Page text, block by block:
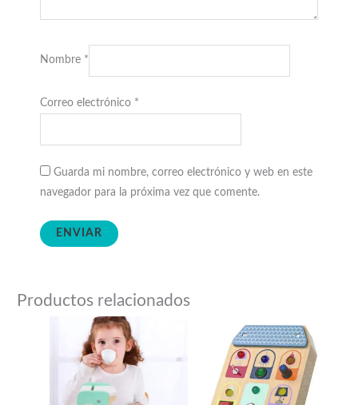
Nombre *
Correo electrónico *
Guarda mi nombre, correo electrónico y web en este
navegador para la próxima vez que comente.
Productos relacionados